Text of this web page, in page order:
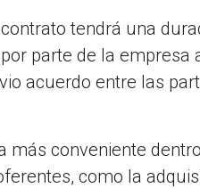
tendrá una
parte de la empresa
acuerdo entre las
más conveniente
como la